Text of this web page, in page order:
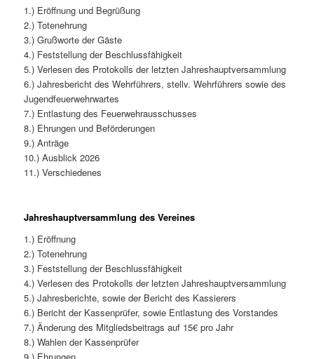
1.) Eröffnung und Begrüßung
2.) Totenehrung
3.) Grußworte der Gäste
4.) Feststellung der Beschlussfähigkeit
5.) Verlesen des Protokolls der letzten Jahreshauptversammlung
6.) Jahresbericht des Wehrführers, stellv. Wehrführers sowie des
Jugendfeuerwehrwartes
7.) Entlastung des Feuerwehrausschusses
8.) Ehrungen und Beförderungen
9.) Anträge
10.) Ausblick 2026
11.) Verschiedenes
Jahreshauptversammlung des Vereines
1.) Eröffnung
2.) Totenehrung
3.) Feststellung der Beschlussfähigkeit
4.) Verlesen des Protokolls der letzten Jahreshauptversammlung
5.) Jahresberichte, sowie der Bericht des Kassierers
6.) Bericht der Kassenprüfer, sowie Entlastung des Vorstandes
7.) Änderung des Mitgliedsbeitrags auf 15€ pro Jahr
8.) Wahlen der Kassenprüfer